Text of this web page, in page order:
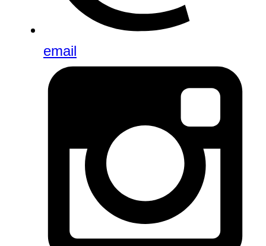
email